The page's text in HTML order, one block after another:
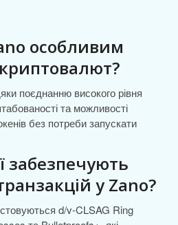
особливим
поєднанню високого рівня
та можливості
без потреби запускати
забезпечують
у Zano?
d/v-CLSAG Ring